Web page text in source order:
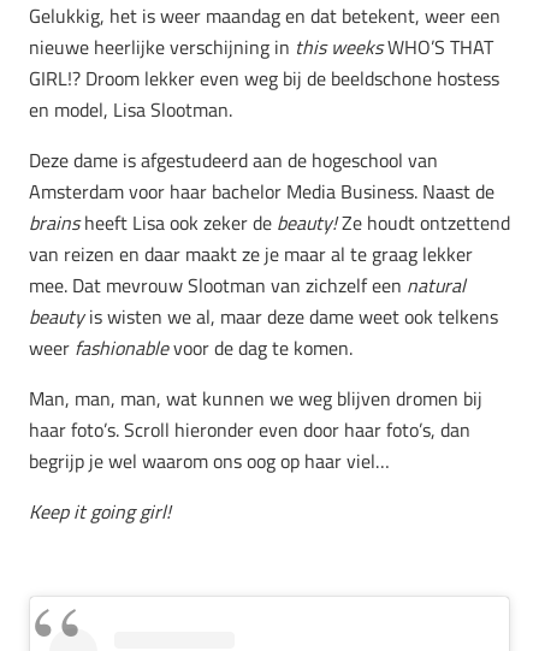
Gelukkig, het is weer maandag en dat betekent, weer een
nieuwe heerlijke verschijning in this weeksWHO’S THAT
GIRL!? Droom lekker even weg bij de beeldschone hostess
en model, Lisa Slootman.
Deze dame is afgestudeerd aan de hogeschool van
Amsterdam voor haar bachelor Media Business. Naast de
brainsheeft Lisa ook zeker de beauty!Ze houdt ontzettend
van reizen en daar maakt ze je maar al te graag lekker
mee. Dat mevrouw Slootman van zichzelf een natural
beautyis wisten we al, maar deze dame weet ook telkens
weer fashionablevoor de dag te komen.
Man, man, man, wat kunnen we weg blijven dromen bij
haar foto’s. Scroll hieronder even door haar foto’s, dan
begrijp je wel waarom ons oog op haar viel…
Keep it going girl!